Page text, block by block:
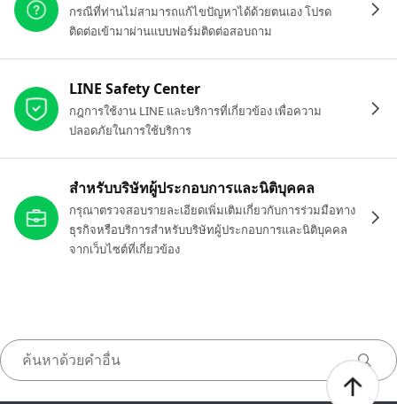
กรณีที่ท่านไม่สามารถแก้ไขปัญหาได้ด้วยตนเอง โปรด
ติดต่อเข้ามาผ่านแบบฟอร์มติดต่อสอบถาม
LINE Safety Center
กฎการใช้งาน LINE และบริการที่เกี่ยวข้อง เพื่อความ
ปลอดภัยในการใช้บริการ
สำหรับบริษัทผู้ประกอบการและนิติบุคคล
กรุณาตรวจสอบรายละเอียดเพิ่มเติมเกี่ยวกับการร่วมมือทาง
ธุรกิจหรือบริการสำหรับบริษัทผู้ประกอบการและนิติบุคคล
จากเว็บไซต์ที่เกี่ยวข้อง